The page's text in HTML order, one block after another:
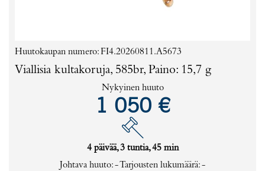
Huutokaupan numero: FI4.20260811.A5673
Viallisia kultakoruja, 585br, Paino: 15,7 g
Nykyinen huuto
1 050 €
4 päivää, 3 tuntia, 45 min
Johtava huuto:-Tarjousten lukumäärä:-